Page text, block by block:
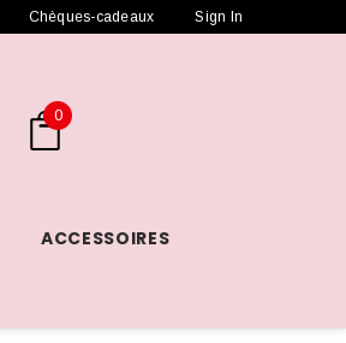
Chèques-cadeaux Sign In
0
ACCESSOIRES